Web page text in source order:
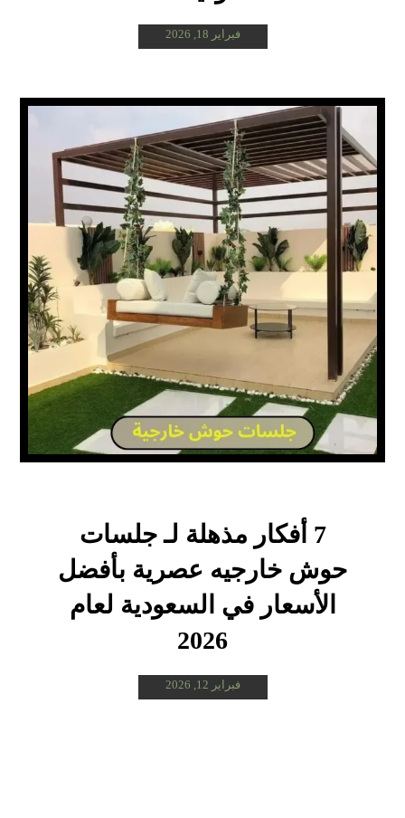
فبراير 18, 2026
7 أفكار مذهلة لـ جلسات
حوش خارجيه عصرية بأفضل
الأسعار في السعودية لعام
2026
فبراير 12, 2026